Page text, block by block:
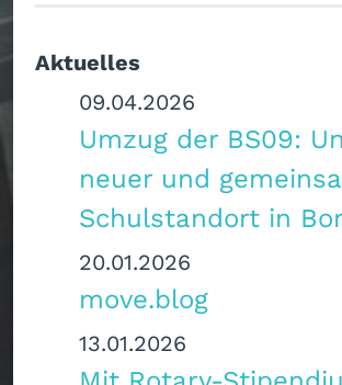
Aktuelles
13.01.2026
20.01.2026
move.blog
09.04.2026
Umzug der BS09:
neuer und
Schulstandort in